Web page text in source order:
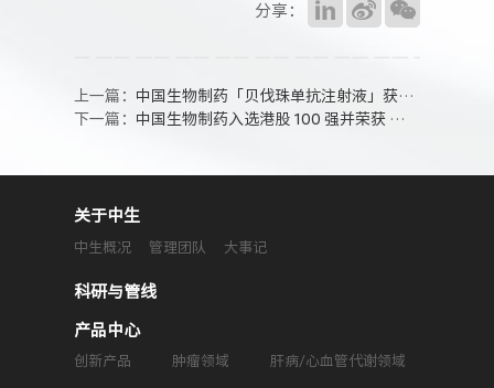
分享：
上一篇： 中国生物制药「贝伐珠单抗注射液」获批上市
下一篇： 中国生物制药入选港股 100 强并荣获 “最具投资价值奖”
关于中生
中生概况 管理团队 大事记
科研与管线
产品中心
创新产品 肿瘤领域 肝病/心血管代谢领域